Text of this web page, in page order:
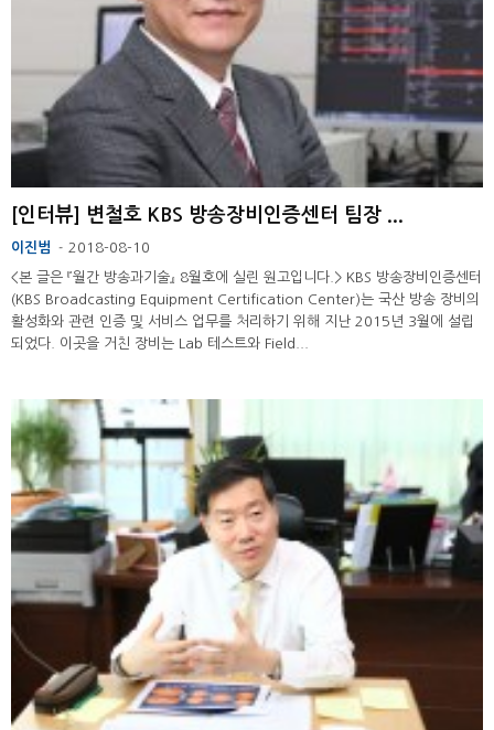
[인터뷰] 변철호 KBS 방송장비인증센터 팀장 ...
이진범 - 2018-08-10
<본 글은 『월간 방송과기술』 8월호에 실린 원고입니다.> KBS 방송장비인증센터
(KBS Broadcasting Equipment Certification Center)는 국산 방송 장비의
활성화와 관련 인증 및 서비스 업무를 처리하기 위해 지난 2015년 3월에 설립
되었다. 이곳을 거친 장비는 Lab 테스트와 Field...